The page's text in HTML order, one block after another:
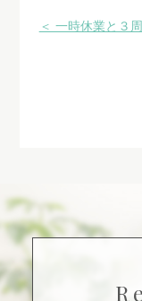
＜ 一時休業と３